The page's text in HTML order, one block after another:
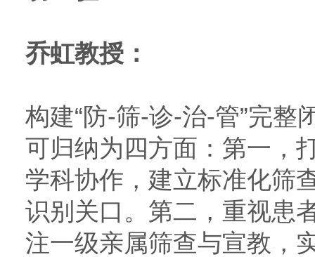
乔虹教授：
构建“防-筛-诊-治-管”完整
可归纳为四方面：第一，
学科协作，建立标准化筛
识别关口。第二，重视患
注一级亲属筛查与宣教，